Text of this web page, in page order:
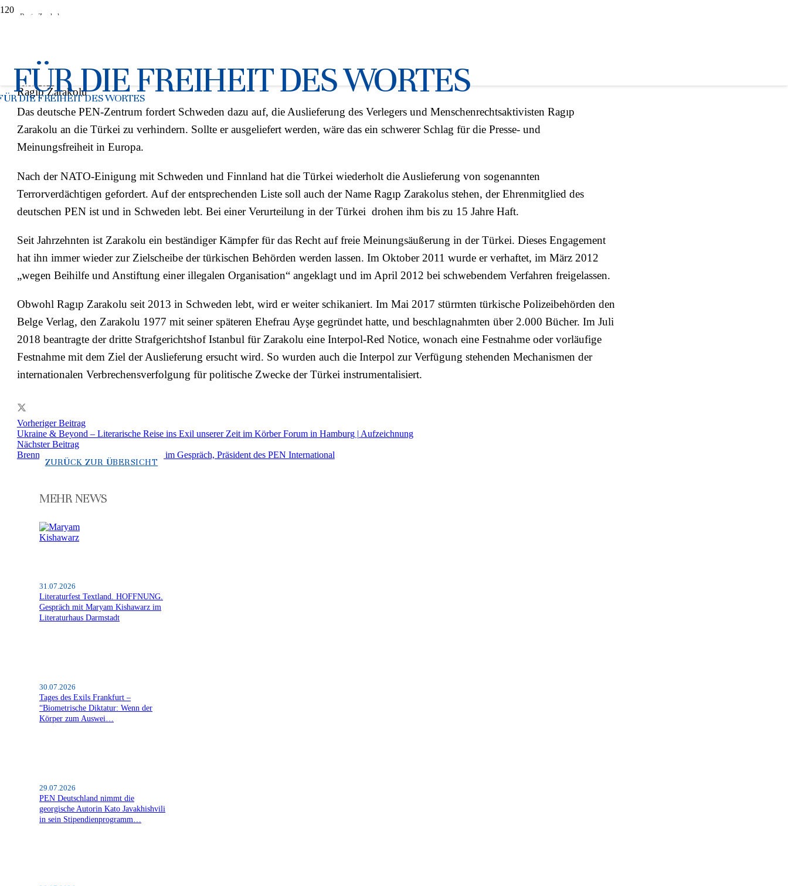
FÜR DIE FREIHEIT DES WORTES
DIE FREIHEIT DES WORTES
Ragip Zarakolu
01.07.2022
Ragip Zarakolu
Das deutsche PEN-Zentrum fordert Schweden dazu auf, die Auslieferung des Verlegers und Menschenrechtsaktivisten Ragıp
Zarakolu an die Türkei zu verhindern. Sollte er ausgeliefert werden, wäre das ein schwerer Schlag für die Presse- und
Meinungsfreiheit in Europa.
Nach der NATO-Einigung mit Schweden und Finnland hat die Türkei wiederholt die Auslieferung von sogenannten
Terrorverdächtigen gefordert. Auf der entsprechenden Liste soll auch der Name Ragıp Zarakolus stehen, der Ehrenmitglied des
deutschen PEN ist und in Schweden lebt. Bei einer Verurteilung in der Türkei drohen ihm bis zu 15 Jahre Haft.
Seit Jahrzehnten ist Zarakolu ein beständiger Kämpfer für das Recht auf freie Meinungsäußerung in der Türkei. Dieses Engagement
hat ihn immer wieder zur Zielscheibe der türkischen Behörden werden lassen. Im Oktober 2011 wurde er verhaftet, im März 2012
„wegen Beihilfe und Anstiftung einer illegalen Organisation“ angeklagt und im April 2012 bei schwebendem Verfahren freigelassen.
Obwohl Ragıp Zarakolu seit 2013 in Schweden lebt, wird er weiter schikaniert. Im Mai 2017 stürmten türkische Polizeibehörden den
Belge Verlag, den Zarakolu 1977 mit seiner späteren Ehefrau Ayşe gegründet hatte, und beschlagnahmten über 2.000 Bücher. Im Juli
2018 beantragte der dritte Strafgerichtshof Istanbul für Zarakolu eine Interpol-Red Notice, wonach eine Festnahme oder vorläufige
Festnahme mit dem Ziel der Auslieferung ersucht wird. So wurden auch die Interpol zur Verfügung stehenden Mechanismen der
internationalen Verbrechensverfolgung für politische Zwecke der Türkei instrumentalisiert.
Vorheriger Beitrag
Ukraine & Beyond – Literarische Reise ins Exil unserer Zeit im Körber Forum in Hamburg | Aufzeichnung
Nächster Beitrag
Brennpunkte der Welt: Burhan Sönmez im Gespräch, Präsident des PEN International
ZURÜCK ZUR ÜBERSICHT
MEHR NEWS
31.07.2026
Literaturfest Textland. HOFFNUNG.
Gespräch mit Maryam Kishawarz im
Literaturhaus Darmstadt
30.07.2026
Tages des Exils Frankfurt –
“Biometrische Diktatur: Wenn der
Körper zum Auswei…
29.07.2026
PEN Deutschland nimmt die
georgische Autorin Kato Javakhishvili
in sein Stipendienprogramm…